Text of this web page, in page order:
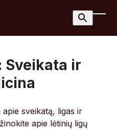
Sveikata ir
sveikatą, ligas ir
apie lėtinių ligų